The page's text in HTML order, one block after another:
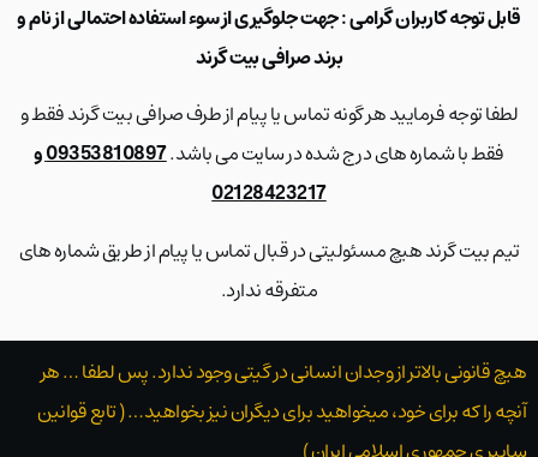
قابل توجه کاربران گرامی : جهت جلوگیری از سوء استفاده احتمالی از نام و
برند صرافی بیت گرند
لطفا توجه فرمایید هر گونه تماس یا پیام از طرف صرافی بیت گرند فقط و
فقط با شماره های درج شده در سایت می باشد.
09353810897 و
02128423217
تیم بیت گرند هیچ مسئولیتی در قبال تماس یا پیام از طریق شماره های
متفرقه ندارد.
هیچ قانونی بالاتر از وجدان انسانی در گیتی وجود ندارد. پس لطفا … هر
آنچه را که برای خود، میخواهید برای دیگران نیز بخواهید… ( تابع قوانین